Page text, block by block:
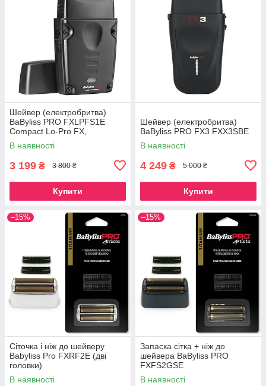
Шейвер (електробритва)
BaByliss PRO FXLPFS1E
Compact Lo-Pro FX,
FXLPFS1E
В наявності
3 199 ₴ 3 800 ₴
Купити
Шейвер (електробритва)
BaByliss PRO FX3 FXX3SBE
В наявності
4 249 ₴ 5 000 ₴
Купити
–15%
Сіточка і ніж до шейверу
Babyliss Pro FXRF2E (дві
головки)
В наявності
–15%
Запаска сітка + ніж до
шейвера BaByliss PRO
FXFS2GSE
В наявності